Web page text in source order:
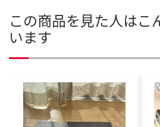
この商品を見た人はこ
います